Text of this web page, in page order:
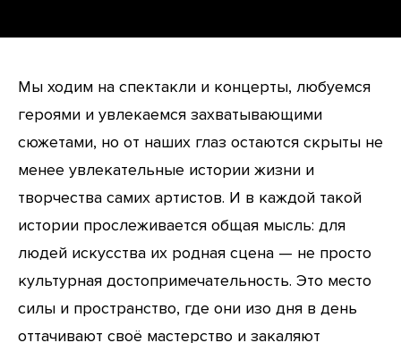
Мы ходим на спектакли и концерты, любуемся
героями и увлекаемся захватывающими
сюжетами, но от наших глаз остаются скрыты не
менее увлекательные истории жизни и
творчества самих артистов. И в каждой такой
истории прослеживается общая мысль: для
людей искусства их родная сцена — не просто
культурная достопримечательность. Это место
силы и пространство, где они изо дня в день
оттачивают своё мастерство и закаляют